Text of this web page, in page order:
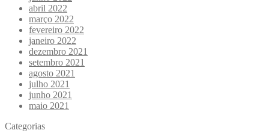
abril 2022
março 2022
fevereiro 2022
janeiro 2022
dezembro 2021
setembro 2021
agosto 2021
julho 2021
junho 2021
maio 2021
Categorias